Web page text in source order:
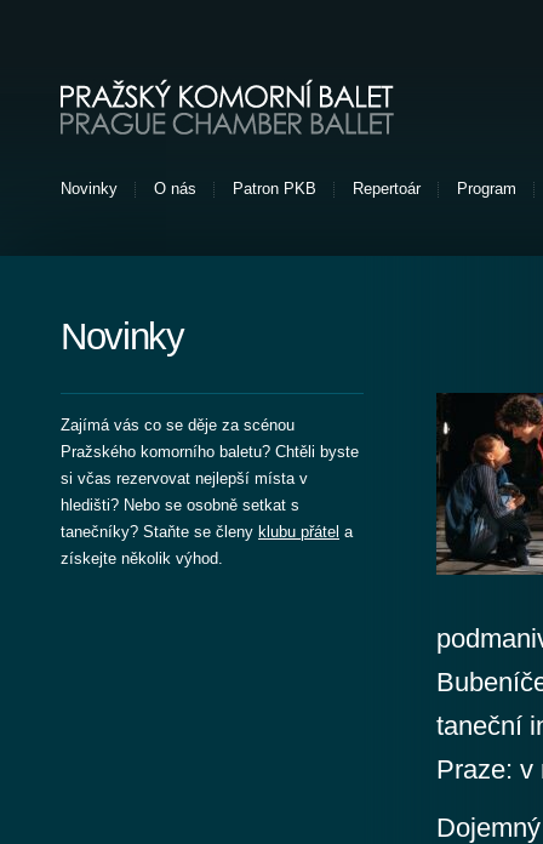
Pražský komorní balet
Novinky O nás Patron PKB Repertoár Program
Novinky
Zajímá vás co se děje za scénou
Pražského komorního baletu? Chtěli byste
si včas rezervovat nejlepší místa v
hledišti? Nebo se osobně setkat s
tanečníky? Staňte se členy klubu přátel a
získejte několik výhod.
taneční
Praze: v